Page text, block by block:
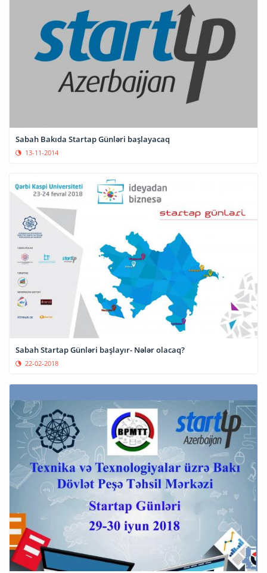
Sabah Bakıda Startap Günləri başlayacaq
13-11-2014
Sabah Startap Günləri başlayır- Nələr olacaq?
22-02-2018